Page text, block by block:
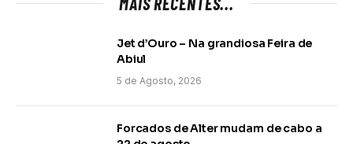
Jet d’Ouro – Na grandiosa Feira de
Abiul
5 de Agosto, 2026
Forcados de Alter mudam de cabo a